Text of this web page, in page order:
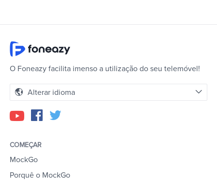
O Foneazy facilita imenso a utilização do seu telemóvel!
Alterar idioma
COMEÇAR
MockGo
Porquê o MockGo